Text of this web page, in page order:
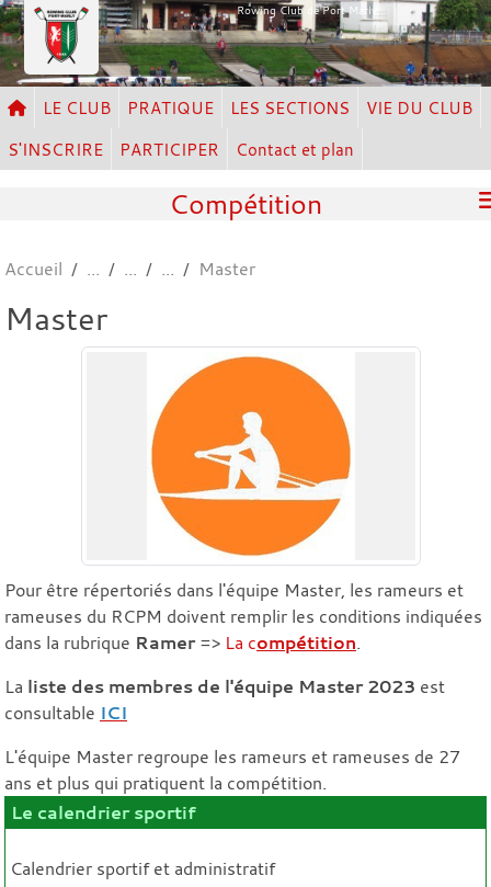
Rowing Club de Port Marly
LE CLUB PRATIQUE LES SECTIONS
VIE DU CLUB
S'INSCRIRE
PARTICIPER Contact et plan
Compétition
Accueil Master
Master
Pour être répertoriés dans l'équipe Master, les rameurs et
rameuses du RCPM doivent remplir les conditions indiquées
dans la rubrique Ramer=> La compétition.
La liste des membres de l'équipe Master 2023 est
consultable ICI
L'équipe Master regroupe les rameurs et rameuses de 27
ans et plus qui pratiquent la compétition.
Le calendrier sportif
Calendrier sportif et administratif
Panneau de gestion des cookies